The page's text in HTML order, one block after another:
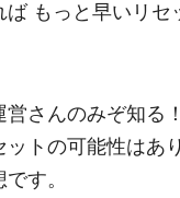
ば もっと早いリセ
営さんのみぞ知る
ットの可能性はあ
す。